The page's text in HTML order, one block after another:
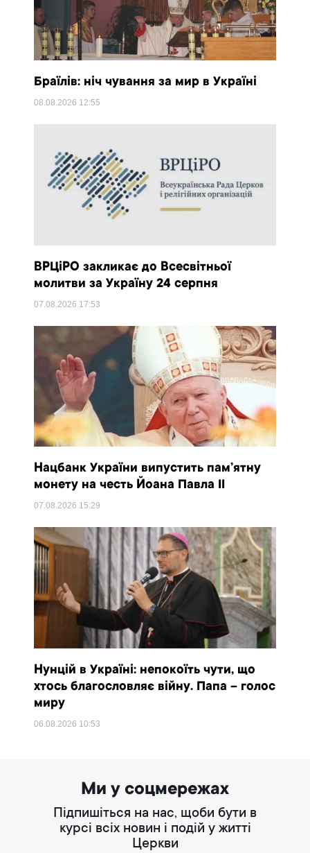
Браїлів: ніч чування за мир в Україні
08.08.2026 12:55
ВРЦіРО закликає до Всесвітньої
молитви за Україну 24 серпня
07.08.2026 17:53
Нацбанк України випустить пам’ятну
монету на честь Йоана Павла II
07.08.2026 15:29
Нунцій в Україні: непокоїть чути, що
хтось благословляє війну. Папа – голос
миру
06.08.2026 10:53
Ми у соцмережах
Підпишіться на нас, щоби бути в
курсі всіх новин і подій у житті
Церкви